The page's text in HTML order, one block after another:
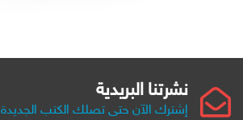
نشرتنا البريدية
إشترك الآن حتى تصلك الكتب الجديدة